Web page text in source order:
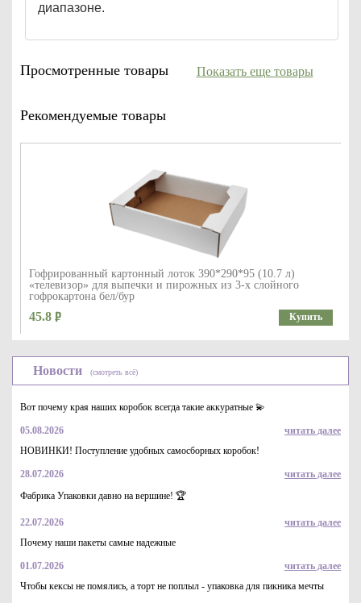
диапазоне.
Просмотренные товары
Рекомендуемые товары
Гофрированный картонный лоток 390*290*95 (10.7 л)
«телевизор» для выпечки и пирожных из 3-х слойного
гофрокартона бел/бур
45.8 Купить
Гофрированный короб 480*325*295 архивный "Люкс" из
особо прочного 3-х слойного гофрокартона бур/бур
128.4 Купить
Показать еще товары
Новости (смотреть всё)
Вот почему края наших коробок всегда такие аккуратные 💫
05.08.2026
читать далее
НОВИНКИ! Поступление удобных самосборных коробок!
28.07.2026
читать далее
Фабрика Упаковки давно на вершине! 🏆
22.07.2026
читать далее
Почему наши пакеты самые надежные
01.07.2026
читать далее
Чтобы кексы не помялись, а торт не поплыл - упаковка для пикника мечты